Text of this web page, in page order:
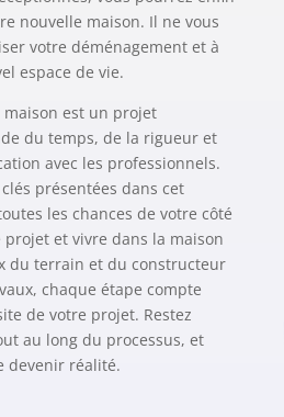
nouvelle maison. Il ne vous
votre déménagement et à
espace de vie.
maison est un projet
du temps, de la rigueur et
avec les professionnels.
présentées dans cet
les chances de votre côté
et vivre dans la maison
du terrain et du constructeur
chaque étape compte
de votre projet. Restez
au long du processus, et
devenir réalité.